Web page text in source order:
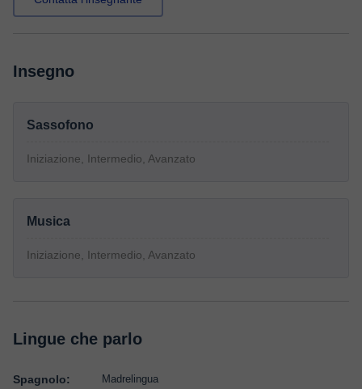
Insegno
Sassofono
Iniziazione, Intermedio, Avanzato
Musica
Iniziazione, Intermedio, Avanzato
Lingue che parlo
Spagnolo: Madrelingua